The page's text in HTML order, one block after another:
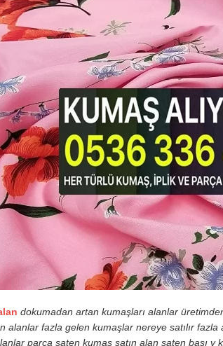
dokumadan artan kumaşları alanlar
alanlar fazla gelen kumaşlar nereye satılır fazla
parça saten kumaş satın alan saten başı v